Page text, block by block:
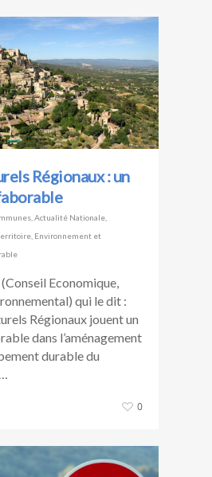
Régionaux : un
Actualité Nationale
Environnement et
(Conseil Economique,
qui le dit :
Régionaux jouent un
dans l’aménagement
durable du
0